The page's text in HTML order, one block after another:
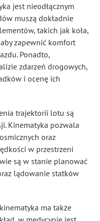
jest nieodłącznym
muszą dokładnie
takich jak koła,
zapewnić komfort
Ponadto,
zdarzeń drogowych,
i ocenę ich
trajektorii lotu są
Kinematyka pozwala
oraz
w przestrzeni
są w stanie planować
lądowanie statków
ma także